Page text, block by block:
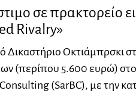
σε πρακτορείο
Rivalry»
Δικαστήριο Οκτιάμπρσκι
(περίπου 5.600 ευρώ)
(SarBC), με την